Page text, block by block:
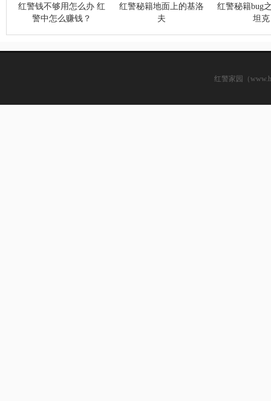
红警钱不够用怎么办 红
警中怎么赚钱？
红警秘籍地面上的基洛
夫
红警秘籍bug
坦克
红警家园（